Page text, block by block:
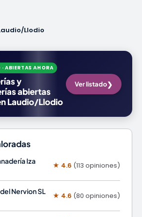
Llodio
· ABIERTAS AHORA
y
abiertas
Laudio/Llodio
Ver listado❯
Iza ★ 4.6 (113 opiniones)
Nervion SL ★ 4.6 (80 opiniones)